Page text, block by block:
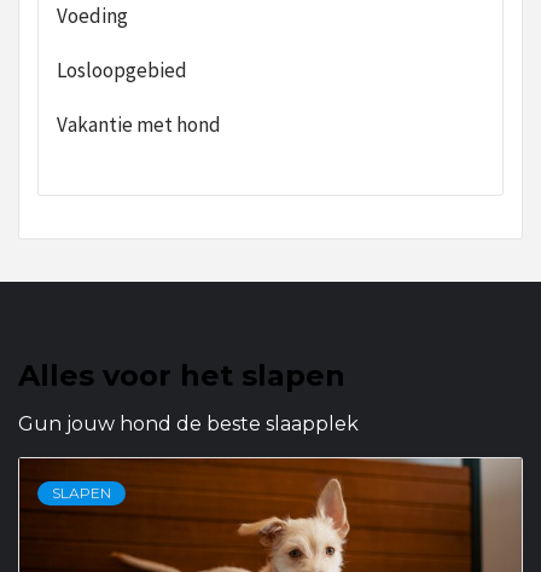
Voeding
Losloopgebied
Vakantie met hond
Alles voor het slapen
Gun jouw hond de beste slaapplek
SLAPEN